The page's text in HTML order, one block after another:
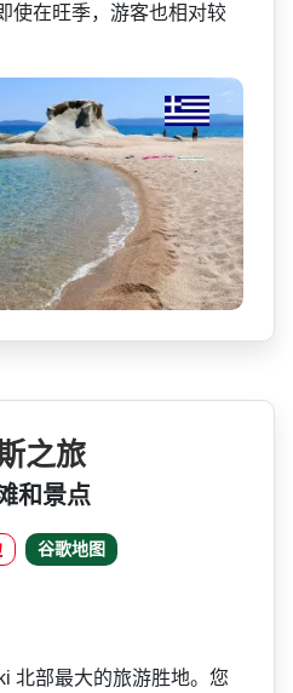
使在旺季，游客也­相对较
之旅
和景点
谷歌地图
北部最大的旅游胜地。您